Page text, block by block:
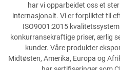
har vi opparbeidet oss et
internasjonalt. Vi er forpliktet til
ISO9001:2015
konkurransekraftige priser, ærlig
kunder. Våre produkter
Midtøsten, Amerika, Europa og